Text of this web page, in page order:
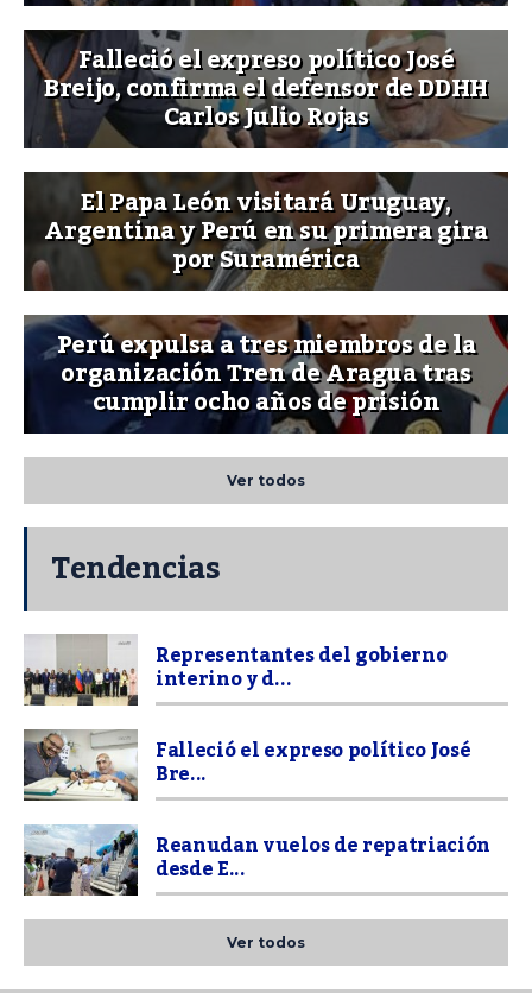
Falleció el expreso político José
Breijo, confirma el defensor de DDHH
Carlos Julio Rojas
El Papa León visitará Uruguay,
Argentina y Perú en su primera gira
por Suramérica
Perú expulsa a tres miembros de la
organización Tren de Aragua tras
cumplir ocho años de prisión
Ver todos
Tendencias
Representantes del gobierno
interino y d...
Falleció el expreso político José
Bre...
Reanudan vuelos de repatriación
desde E...
Ver todos